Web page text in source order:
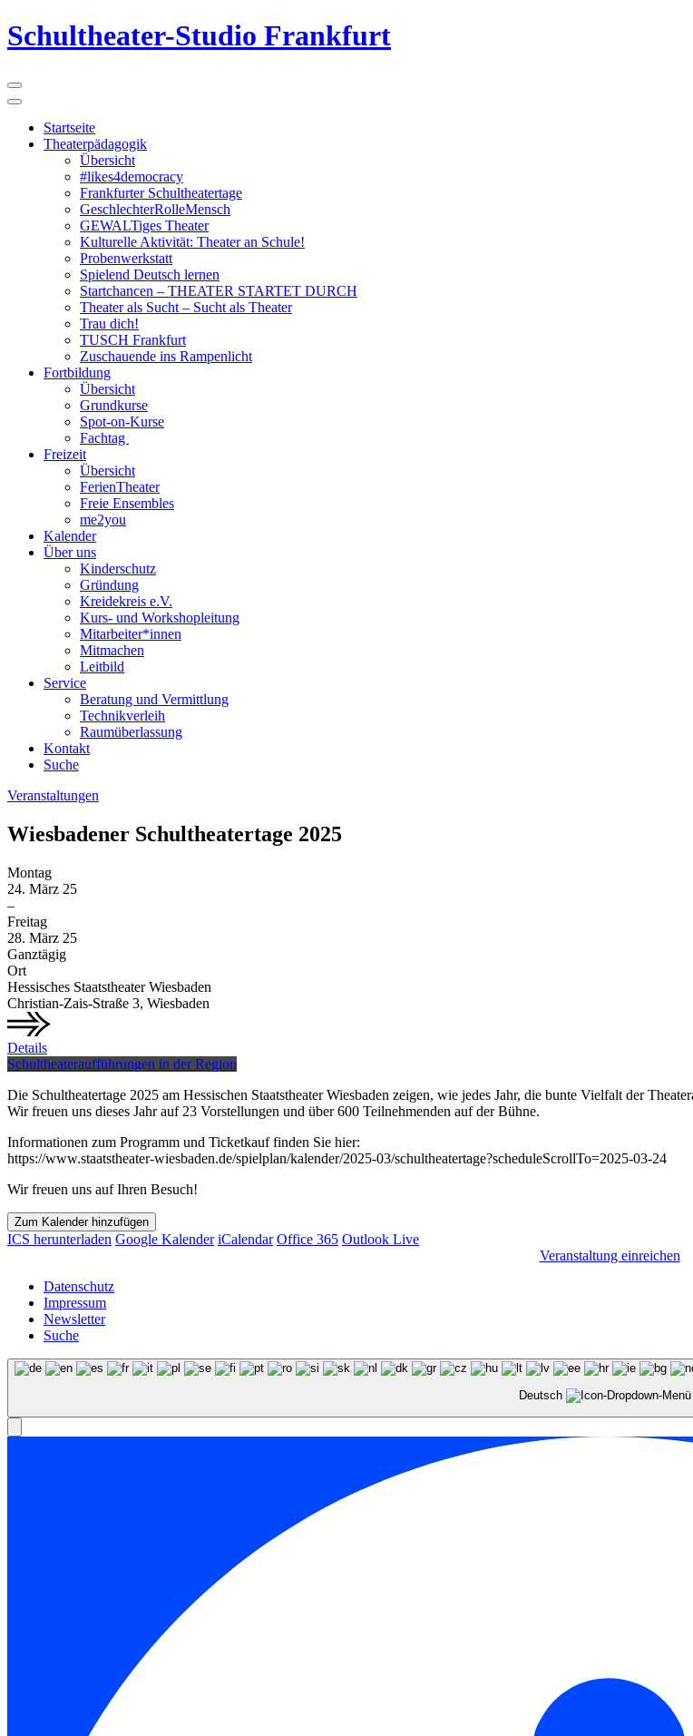
Schultheater-Studio Frankfurt
Startseite
Theaterpädagogik
Übersicht
#likes4democracy
Frankfurter Schultheatertage
GeschlechterRolleMensch
GEWALTiges Theater
Kulturelle Aktivität: Theater an Schule!
Probenwerkstatt
Spielend Deutsch lernen
Startchancen – THEATER STARTET DURCH
Theater als Sucht – Sucht als Theater
Trau dich!
TUSCH Frankfurt
Zuschauende ins Rampenlicht
Fortbildung
Übersicht
Grundkurse
Spot-on-Kurse
Fachtag
Freizeit
Übersicht
FerienTheater
Freie Ensembles
me2you
Kalender
Über uns
Kinderschutz
Gründung
Kreidekreis e.V.
Kurs- und Workshopleitung
Mitarbeiter*innen
Mitmachen
Leitbild
Service
Beratung und Vermittlung
Technikverleih
Raumüberlassung
Kontakt
Suche
Veranstaltungen
Wiesbadener Schultheatertage 2025
Montag
24. März 25
–
Freitag
28. März 25
Ganztägig
Ort
Hessisches Staatstheater Wiesbaden
Christian-Zais-Straße 3, Wiesbaden
Details
Schultheateraufführungen in der Region
Die Schultheatertage 2025 am Hessischen Staatstheater Wiesbaden zeigen, wie jedes Jahr, die bunte Vielfalt der
Wir freuen uns dieses Jahr auf 23 Vorstellungen und über 600 Teilnehmenden auf der Bühne.
Informationen zum Programm und Ticketkauf finden Sie hier:
https://www.staatstheater-wiesbaden.de/spielplan/kalender/2025-03/schultheatertage?scheduleScrollTo=2025-03-24
Wir freuen uns auf Ihren Besuch!
Zum Kalender hinzufügen
ICS herunterladen Google Kalender iCalendar Office 365 Outlook Live
Veranstaltung einreichen
Datenschutz
Impressum
Newsletter
Suche
Deutsch